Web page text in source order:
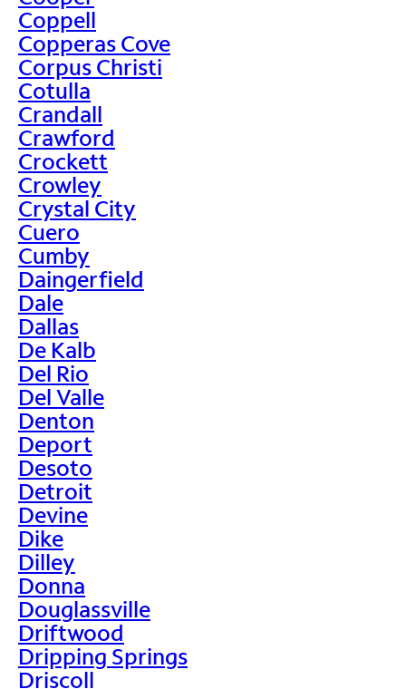
Coppell
Copperas Cove
Corpus Christi
Cotulla
Crandall
Crawford
Crockett
Crowley
Crystal City
Cuero
Cumby
Daingerfield
Dale
Dallas
De Kalb
Del Rio
Del Valle
Denton
Deport
Desoto
Detroit
Devine
Dike
Dilley
Donna
Douglassville
Driftwood
Dripping Springs
Driscoll